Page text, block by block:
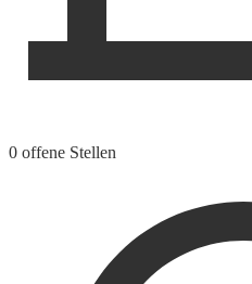
0 offene Stellen